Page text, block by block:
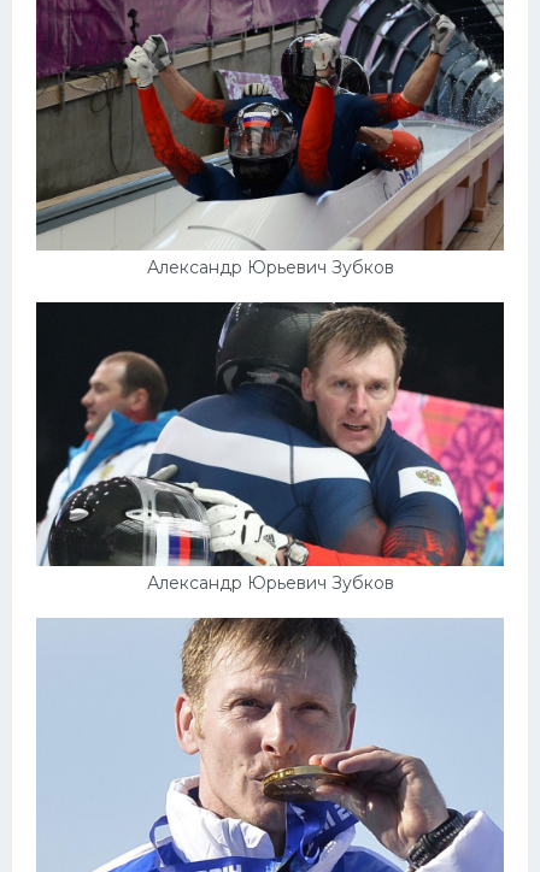
Александр Юрьевич Зубков
Александр Юрьевич Зубков